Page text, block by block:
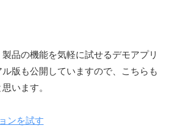
品の機能を気軽に試せるデモアプリ
版も公開していますので、こちらも
います。
ンを試す